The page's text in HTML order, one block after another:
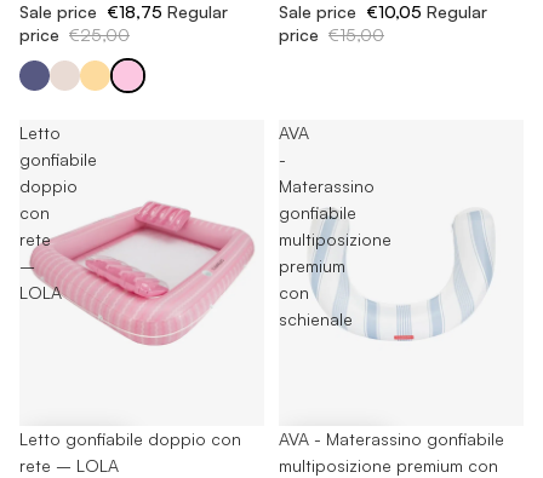
Sale price €18,75 Regular
price €25,00
Sale price €10,05 Regular
price €15,00
Letto
gonfiabile
doppio
con
rete
–
LOLA
-40%
Letto gonfiabile doppio con
rete – LOLA
AVA
-
Materassino
gonfiabile
multiposizione
premium
con
schienale
-40%
AVA - Materassino gonfiabile
multiposizione premium con